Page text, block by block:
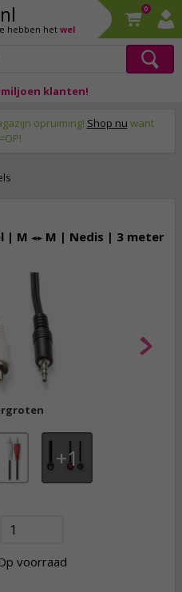
hebben het wel
0
miljoen klanten!
opruiming! Shop nu want
| M ↔ M | Nedis | 3 meter
1
voorraad